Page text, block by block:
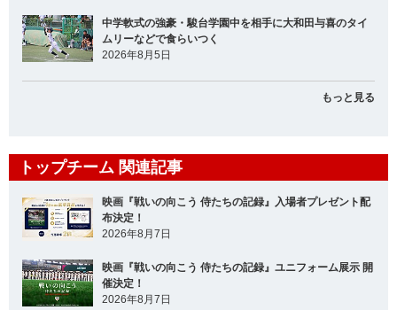
中学軟式の強豪・駿台学園中を相手に大和田与喜のタイ
ムリーなどで食らいつく
2026年8月5日
もっと見る
トップチーム 関連記事
映画『戦いの向こう 侍たちの記録』入場者プレゼント配
布決定！
2026年8月7日
映画『戦いの向こう 侍たちの記録』ユニフォーム展示 開
催決定！
2026年8月7日